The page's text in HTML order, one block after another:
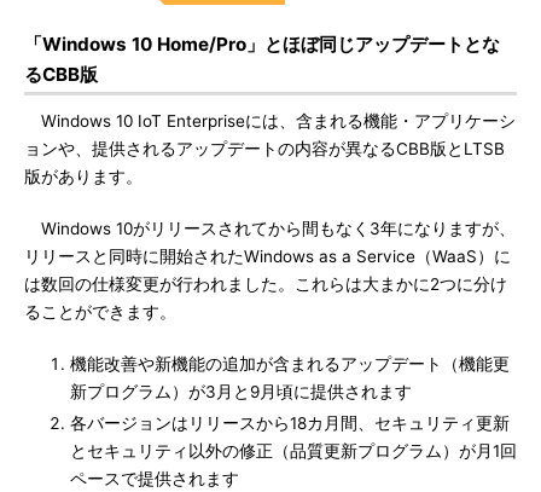
「Windows 10 Home/Pro」とほぼ同じアップデートとな
るCBB版
Windows 10 IoT Enterpriseには、含まれる機能・アプリケーシ
ョンや、提供されるアップデートの内容が異なるCBB版とLTSB
版があります。
Windows 10がリリースされてから間もなく3年になりますが、
リリースと同時に開始されたWindows as a Service（WaaS）に
は数回の仕様変更が行われました。これらは大まかに2つに分け
ることができます。
機能改善や新機能の追加が含まれるアップデート（機能更
新プログラム）が3月と9月頃に提供されます
各バージョンはリリースから18カ月間、セキュリティ更新
とセキュリティ以外の修正（品質更新プログラム）が月1回
ペースで提供されます